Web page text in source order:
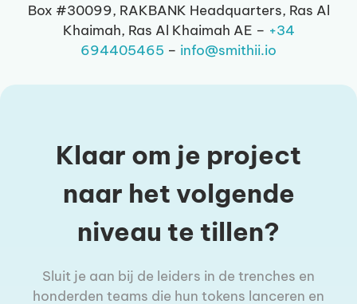
Box #30099, RAKBANK Headquarters, Ras Al
Khaimah, Ras Al Khaimah AE – +34
694405465 – info@smithii.io
Klaar om je project
naar het volgende
niveau te tillen?
Sluit je aan bij de leiders in de trenches en
honderden teams die hun tokens lanceren en